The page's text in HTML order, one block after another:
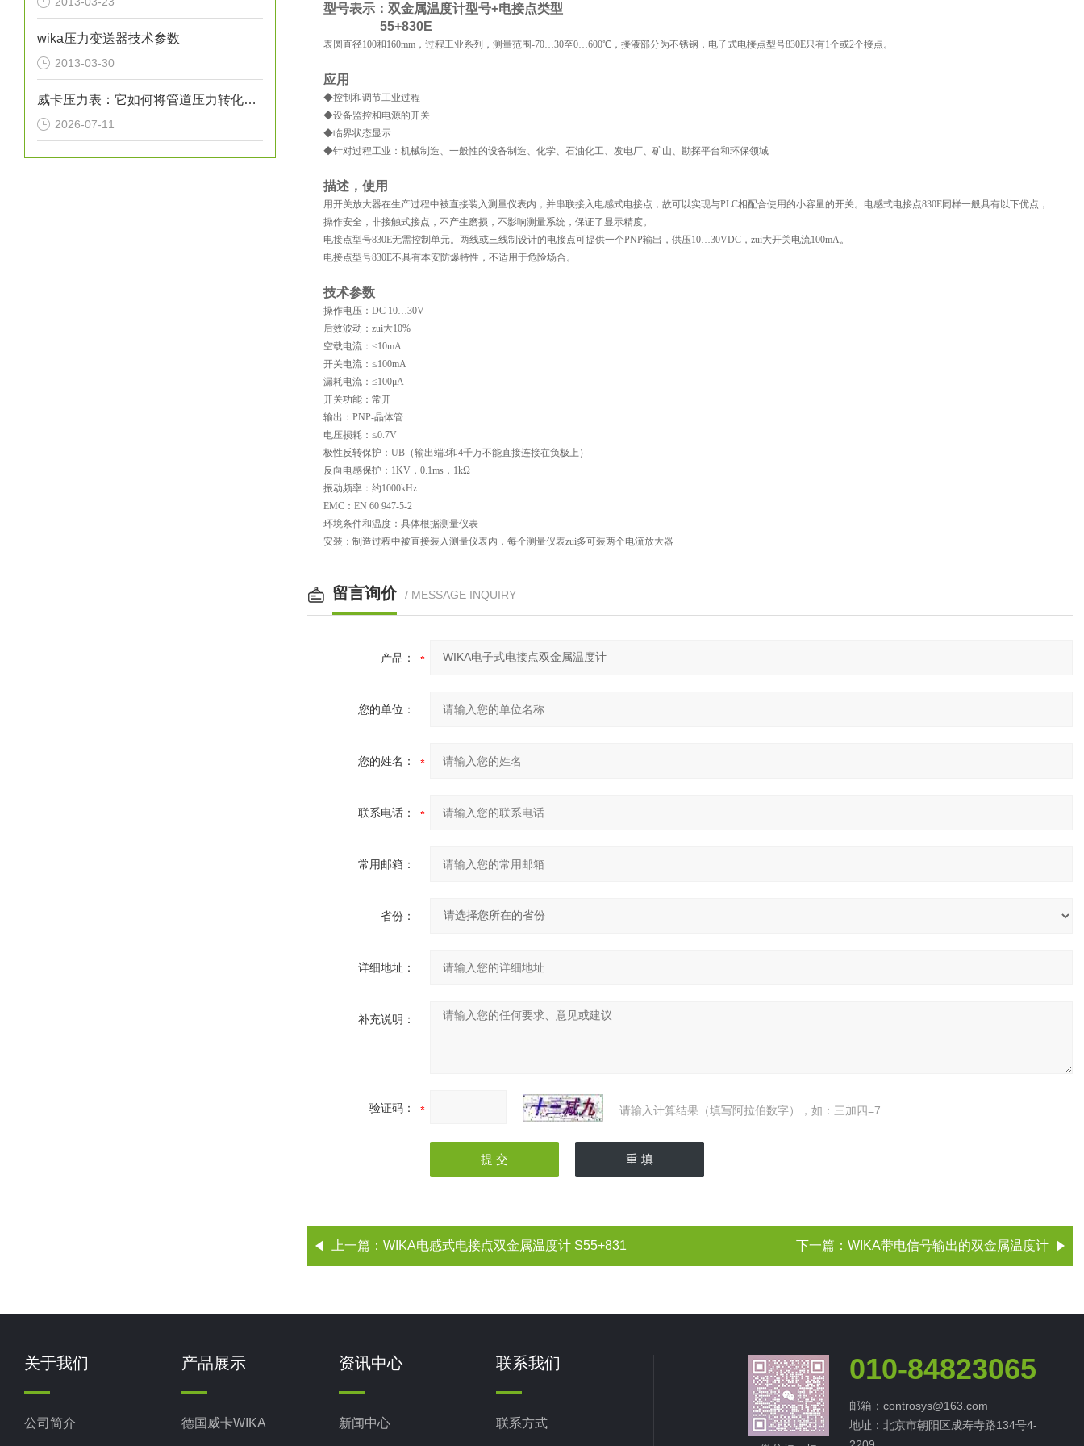
wika压力变送器技术参数
2013-03-30
威卡压力表：它如何将管道压力转化为指针读数？
2026-07-11
型号表示：双金属温度计型号+电接点类型
55+830E
表圆直径100和160mm，过程工业系列，测量范围-70…30至0…600℃，接液部分为不锈钢，电子式电接点型号830E只有1个或2个接点。
应用
◆控制和调节工业过程
◆设备监控和电源的开关
◆临界状态显示
◆针对过程工业：机械制造、一般性的设备制造、化学、石油化工、发电厂、矿山、勘探平台和环保领域
描述，使用
用开关放大器在生产过程中被直接装入测量仪表内，并串联接入电感式电接点，故可以实现与PLC相配合使用的小容量的开关。电感式电接点830E同样一般具有以下优点，
操作安全，非接触式接点，不产生磨损，不影响测量系统，保证了显示精度。
电接点型号830E无需控制单元。两线或三线制设计的电接点可提供一个PNP输出，供压10…30VDC，zui大开关电流100mA。
电接点型号830E不具有本安防爆特性，不适用于危险场合。
技术参数
操作电压：DC 10…30V
后效波动：zui大10%
空载电流：≤10mA
开关电流：≤100mA
漏耗电流：≤100μA
开关功能：常开
输出：PNP-晶体管
电压损耗：≤0.7V
极性反转保护：UB（输出端3和4千万不能直接连接在负极上）
反向电感保护：1KV，0.1ms，1kΩ
振动频率：约1000kHz
EMC：EN 60 947-5-2
环境条件和温度：具体根据测量仪表
安装：制造过程中被直接装入测量仪表内，每个测量仪表zui多可装两个电流放大器
留言询价 / MESSAGE INQUIRY
产品：
您的单位：
您的姓名：
联系电话：
常用邮箱：
省份：
详细地址：
补充说明：
验证码： 请输入计算结果（填写阿拉伯数字），如：三加四=7
上一篇： WIKA电感式电接点双金属温度计 S55+831 下一篇： WIKA带电信号输出的双金属温度计
关于我们
公司简介
产品展示
德国威卡WIKA
资讯中心
新闻中心
联系我们
联系方式
010-84823065
邮箱：controsys@163.com
地址：北京市朝阳区成寿寺路134号4-